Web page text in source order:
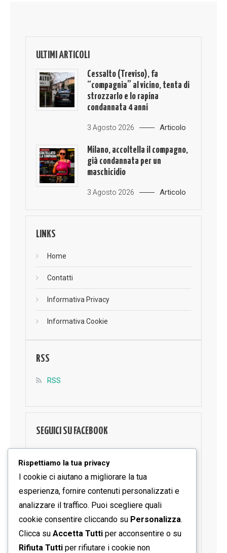
ULTIMI ARTICOLI
Cessalto (Treviso), fa
“compagnia” al vicino, tenta di
strozzarlo e lo rapina
condannata 4 anni
3 Agosto 2026 Articolo
Milano, accoltella il compagno,
già condannata per un
maschicidio
3 Agosto 2026 Articolo
LINKS
Home
Contatti
Informativa Privacy
Informativa Cookie
RSS
RSS
SEGUICI SU FACEBOOK
Rispettiamo la tua privacy
I cookie ci aiutano a migliorare la tua
esperienza, fornire contenuti personalizzati e
analizzare il traffico. Puoi scegliere quali
cookie consentire cliccando su Personalizza.
Clicca su Accetta Tutti per acconsentire o su
Rifiuta Tutti per rifiutare i cookie non